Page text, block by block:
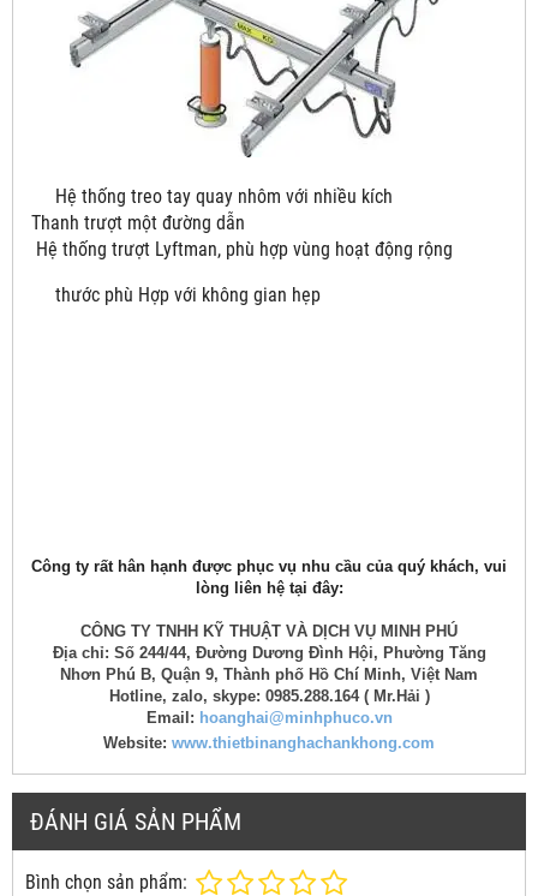
Hệ thống treo tay quay nhôm với nhiều kích
Thanh trượt một đường dẫn
Hệ thống trượt Lyftman, phù hợp vùng hoạt động rộng
thước phù Hợp với không gian hẹp
Công ty rất hân hạnh được phục vụ nhu cầu của quý khách, vui
lòng liên hệ tại đây:
CÔNG TY TNHH KỸ THUẬT VÀ DỊCH VỤ MINH PHÚ
Địa chỉ: Số 244/44, Đường Dương Đình Hội, Phường Tăng
Nhơn Phú B, Quận 9, Thành phố Hồ Chí Minh, Việt Nam
Hotline, zalo, skype: 0985.288.164 ( Mr.Hải )
Email: hoanghai@minhphuco.vn
Website: www.thietbinanghachankhong.com
ĐÁNH GIÁ SẢN PHẨM
Bình chọn sản phẩm: